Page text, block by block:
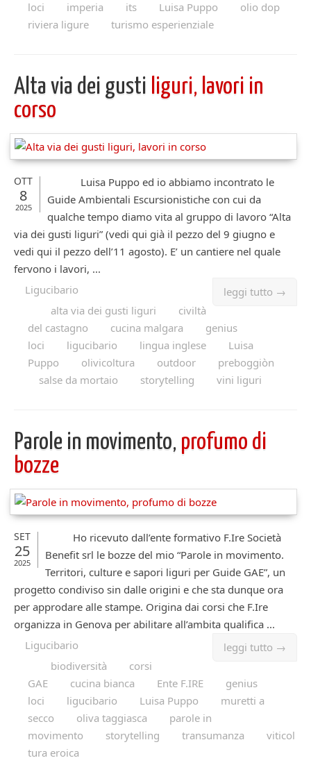
loci imperia its Luisa Puppo
olio dop
riviera ligure
turismo esperienziale
Alta via dei gusti liguri, lavori in
corso
OTT
8
2025
Luisa Puppo ed io abbiamo incontrato le
Guide Ambientali Escursionistiche con cui da
qualche tempo diamo vita al gruppo di lavoro “Alta
via dei gusti liguri” (vedi qui già il pezzo del 9 giugno e
vedi qui il pezzo dell’11 agosto). E’ un cantiere nel quale
fervono i lavori, ...
leggi tutto →
Ligucibario
alta via dei gusti liguri
civiltà
del castagno
cucina malgara
genius
loci
ligucibario lingua inglese
Luisa
Puppo
olivicoltura outdoor
preboggiòn
salse da mortaio
storytelling vini liguri
Parole in movimento, profumo di
bozze
SET
25
2025
Ho ricevuto dall’ente formativo F.Ire Società
Benefit srl le bozze del mio “Parole in movimento.
Territori, culture e sapori liguri per Guide GAE”, un
progetto condiviso sin dalle origini e che sta dunque ora
per approdare alle stampe. Origina dai corsi che F.Ire
organizza in Genova per abilitare all’ambita qualifica ...
leggi tutto →
Ligucibario
biodiversità
corsi
GAE
cucina bianca Ente F.IRE
genius
loci
ligucibario Luisa Puppo
muretti a
secco
oliva taggiasca
parole in
movimento
storytelling transumanza
viticol
tura eroica